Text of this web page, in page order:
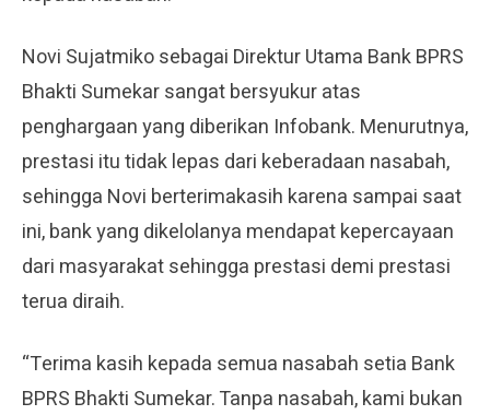
Novi Sujatmiko sebagai Direktur Utama Bank BPRS
Bhakti Sumekar sangat bersyukur atas
penghargaan yang diberikan Infobank. Menurutnya,
prestasi itu tidak lepas dari keberadaan nasabah,
sehingga Novi berterimakasih karena sampai saat
ini, bank yang dikelolanya mendapat kepercayaan
dari masyarakat sehingga prestasi demi prestasi
terua diraih.
“Terima kasih kepada semua nasabah setia Bank
BPRS Bhakti Sumekar. Tanpa nasabah, kami bukan